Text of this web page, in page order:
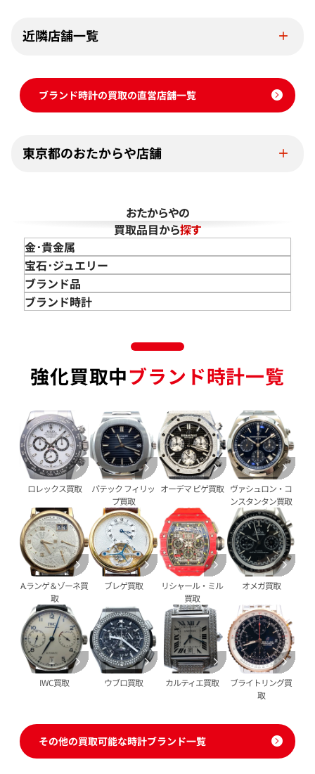
近隣店舗一覧
ブランド時計の買取の直営店舗一覧
東京都のおたからや店舗
おたからやの
買取品目から探す
金･貴金属
金 買取
金のインゴット 買取
金のアクセサリー 買取
金のブレスレット 買取
金のブローチ 買取
金の仏像 買取
金杯 買取
金歯 買取
金貨･銀貨 買取
大判･小判 買取
イエローゴールド 買取
ピンクゴールド 買取
ホワイトゴールド 買取
金コンビ 買取
プラチナ 買取
プラチナインゴット 買取
Pt1000 買取
Pt950 買取
Pt900 買取
Pt850 買取
Pt&Pm 買取
パラジウム 買取
宝石･ジュエリー
宝石･ジュエリー買取
ダイヤモンド 買取
オパール 買取
翡翠 買取
パライバトルマリン 買取
パール 買取
ブランド品
バッグ･小物 買取
カルティエ 買取
ブルガリ 買取
ハリー･ウィンストン 買取
ヴァンクリーフ&
アーペル 買取
グッチ 買取
ミキモト 買取
ショーメ 買取
買取可能な商品をもっと見る
ブランド時計
フィリップ 買取
オーデマピゲ 買取
カルティエ 買取
エルメス 買取
シャネル 買取
オメガ 買取
タグ・ホイヤー 買取
リシャール・ミル
買取
ブライトリング
買取
ヴァシュロン・コンスタンタン 買取
A. ランゲ&
ゾーネ 買取
パネライ 買取
ブルガリ 買取
フランク ミュラー 買取
強化買取中ブランド時計一覧
ロレックス買取
パテック フィリッ
プ買取
オーデマ ピゲ買取 ヴァシュロン・コ
ンスタンタン買取
A.ランゲ＆ゾーネ買
取
ブレゲ買取
リシャール・ミル
買取
オメガ買取
IWC買取 ウブロ買取 カルティエ買取
ブライトリング買
取
その他の買取可能な時計ブランド一覧